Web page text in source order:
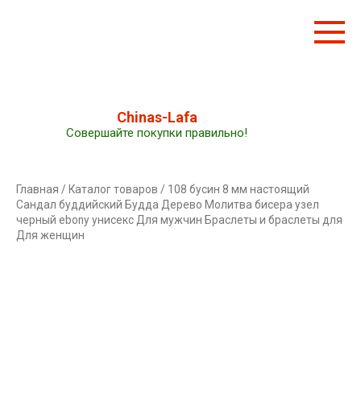
Chinas-Lafa
Совершайте покупки правильно!
Главная / Каталог товаров / 108 бусин 8 мм настоящий
Сандал буддийский Будда Дерево Молитва бисера узел
черный ebony унисекс Для мужчин Браслеты и браслеты для
Для женщин